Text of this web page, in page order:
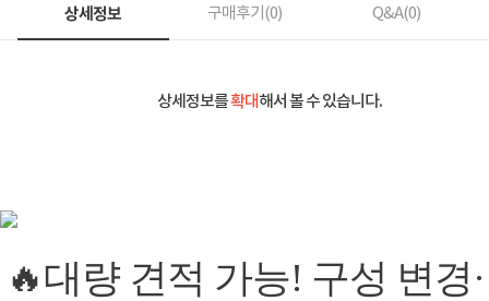
상세정보 구매후기(0) Q&A(0)
상세정보를확대해서 볼 수 있습니다.
🔥대량 견적 가능! 구성 변경·